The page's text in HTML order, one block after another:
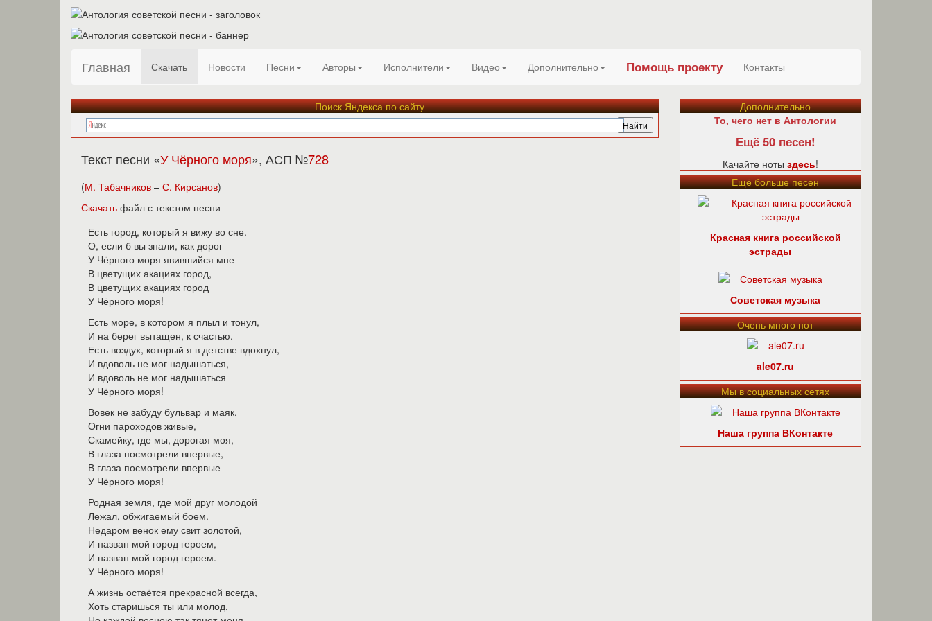
Главная Скачать Новости Песни Авторы Исполнители Видео Дополнительно Помощь проекту Контакты
Поиск Яндекса по сайту
Текст песни «У Чёрного моря», АСП №728
(М. Табачников – С. Кирсанов)
Скачать файл с текстом песни
Есть город, который я вижу во сне.
О, если б вы знали, как дорог
У Чёрного моря явившийся мне
В цветущих акациях город,
В цветущих акациях город
У Чёрного моря!
Есть море, в котором я плыл и тонул,
И на берег вытащен, к счастью.
Есть воздух, который я в детстве вдохнул,
И вдоволь не мог надышаться,
И вдоволь не мог надышаться
У Чёрного моря!
Вовек не забуду бульвар и маяк,
Огни пароходов живые,
Скамейку, где мы, дорогая моя,
В глаза посмотрели впервые,
В глаза посмотрели впервые
У Чёрного моря!
Родная земля, где мой друг молодой
Лежал, обжигаемый боем.
Недаром венок ему свит золотой,
И назван мой город героем,
И назван мой город героем.
У Чёрного моря!
А жизнь остаётся прекрасной всегда,
Хоть старишься ты или молод,
Дополнительно
То, чего нет в Антологии
Ещё 50 песен!
Качайте ноты здесь!
Ещё больше песен
Красная книга российской
эстрады
Советская музыка
Очень много нот
ale07.ru
Мы в социальных сетях
Наша группа ВКонтакте